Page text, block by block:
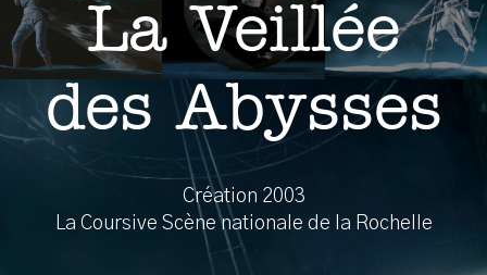
La Veillée
des Abysses
Création 2003
La Coursive Scène nationale de la Rochelle